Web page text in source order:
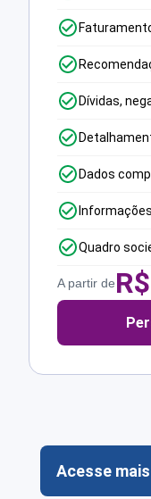
Dívidas,
Dados
Quadro
A partir deR$
Acesse